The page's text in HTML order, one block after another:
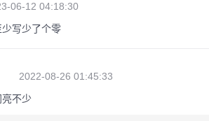
06-12 04:18:30
写少了个零
2022-08-26 01:45:33
不少